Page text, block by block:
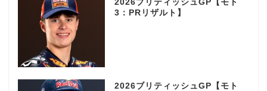
2026ブリティッシュGP【モト
3：PRリザルト】
2026ブリティッシュGP【モト